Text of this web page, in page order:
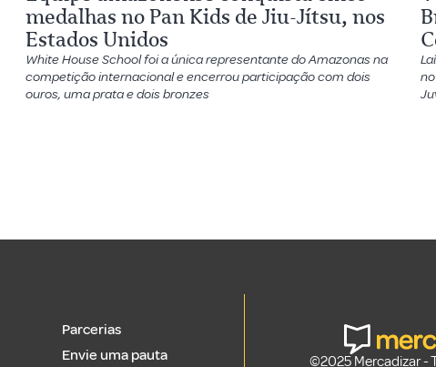
medalhas no Pan Kids de Jiu-Jítsu, nos
Estados Unidos
White House School foi a única representante do Amazonas na
competição internacional e encerrou participação com dois
ouros, uma prata e dois bronzes
Parcerias
Envie uma pauta
©2025 Mercadizar -